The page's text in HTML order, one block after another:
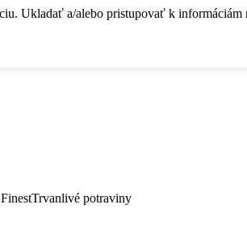
Ukladať a/alebo pristupovať k informáciám
Trvanlivé potraviny